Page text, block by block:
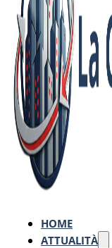
HOME
ATTUALITÀ